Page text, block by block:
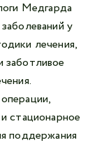
Медгарда
у
лечения,
заботливое
стационарное
поддержания